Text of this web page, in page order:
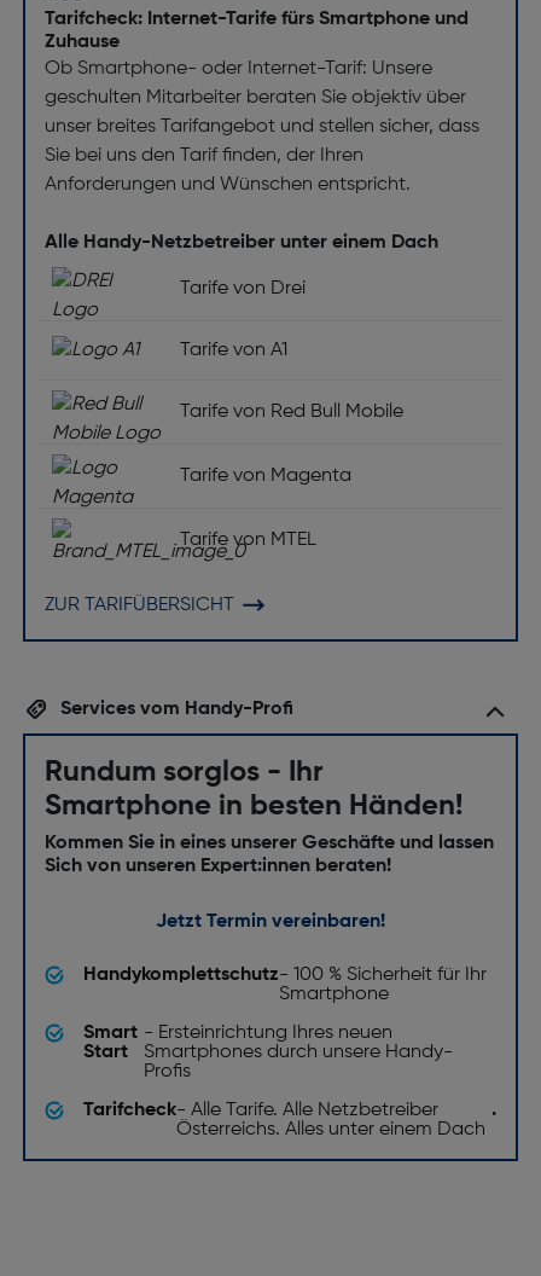
Tarifcheck: Internet-Tarife fürs Smartphone und
Zuhause
Ob Smartphone- oder Internet-Tarif: Unsere
geschulten Mitarbeiter beraten Sie objektiv über
unser breites Tarifangebot und stellen sicher, dass
Sie bei uns den Tarif finden, der Ihren
Anforderungen und Wünschen entspricht.
Alle Handy-Netzbetreiber unter einem Dach
Tarife von Drei
Tarife von A1
Tarife von Red Bull Mobile
Tarife von Magenta
Tarife von MTEL
ZUR TARIFÜBERSICHT
Services vom Handy-Profi
Rundum sorglos - Ihr
Smartphone in besten Händen!
Kommen Sie in eines unserer Geschäfte und lassen
Sich von unseren Expert:innen beraten!
Jetzt Termin vereinbaren!
Handykomplettschutz- 100 % Sicherheit für Ihr
Smartphone
Smart
Start
- Ersteinrichtung Ihres neuen
Smartphones durch unsere Handy-
Profis
Tarifcheck- Alle Tarife. Alle Netzbetreiber
Österreichs. Alles unter einem Dach
.